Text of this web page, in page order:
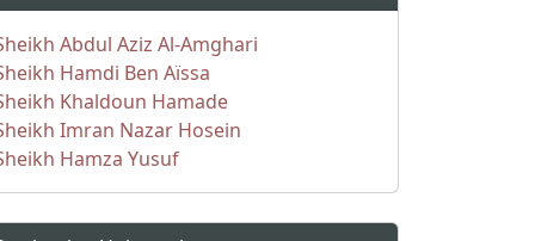
Abdul Aziz Al-Amghari
Hamdi Ben Aïssa
Khaldoun Hamade
Imran Nazar Hosein
Hamza Yusuf